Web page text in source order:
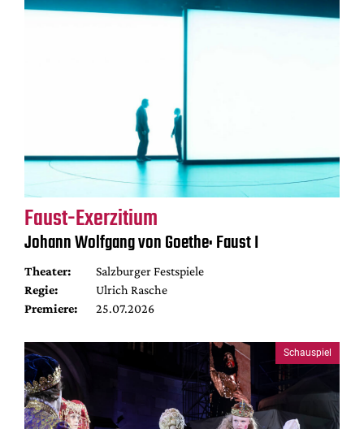
Faust-Exerzitium
Johann Wolfgang von Goethe: Faust I
Theater:
Salzburger Festspiele
Regie:
Ulrich Rasche
Premiere:
25.07.2026
Schauspiel